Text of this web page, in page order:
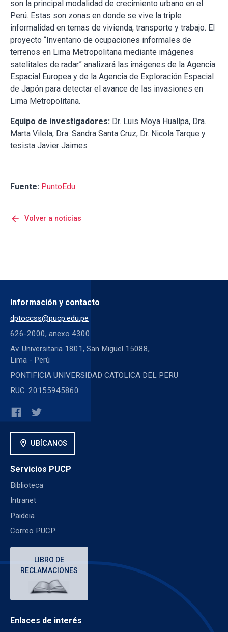
son la principal modalidad de crecimiento urbano en el
Perú. Estas son zonas en donde se vive la triple
informalidad en temas de vivienda, transporte y trabajo. El
proyecto “Inventario de ocupaciones informales de
terrenos en Lima Metropolitana mediante imágenes
satelitales de radar” analizará las imágenes de la Agencia
Espacial Europea y de la Agencia de Exploración Espacial
de Japón para detectar el avance de las invasiones en
Lima Metropolitana.
Equipo de investigadores: Dr. Luis Moya Huallpa, Dra.
Marta Vilela, Dra. Sandra Santa Cruz, Dr. Nicola Tarque y
tesista Javier Jaimes
Fuente: PuntoEdu
arrow_back Volver a noticias
Información y contacto
dptoccss@pucp.edu.pe
626-2000, anexo 4300
Av. Universitaria 1801, San Miguel 15088,
Lima - Perú
PONTIFICIA UNIVERSIDAD CATOLICA DEL PERU
RUC: 20155945860
location_on UBÍCANOS
Servicios PUCP
Biblioteca
Intranet
Paideia
Correo PUCP
LIBRO DE
RECLAMACIONES
Enlaces de interés